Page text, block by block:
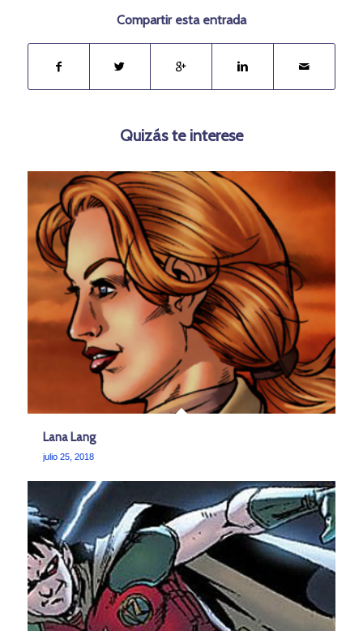
Compartir esta entrada
Quizás te interese
Lana Lang
julio 25, 2018